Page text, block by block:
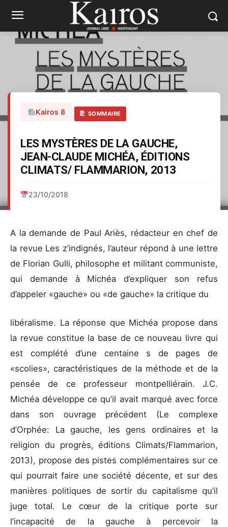
Kairos 8 SOMMAIRE
LES MYSTÈRES DE LA GAUCHE,
JEAN-CLAUDE MICHÉA, ÉDITIONS
CLIMATS/ FLAMMARION, 2013
23/10/2018
A la demande de Paul Ariès, rédacteur en chef de
la revue Les z’indignés, l’auteur répond à une lettre
de Florian Gulli, philosophe et militant communiste,
qui demande à Michéa d’expliquer son refus
d’appeler «gauche» ou «de gauche» la critique du
libéralisme. La réponse que Michéa propose dans
la revue constitue la base de ce nouveau livre qui
est complété d’une centaine s de pages de
«scolies», caractéristiques de la méthode et de la
pensée de ce professeur montpelliérain. J.C.
Michéa développe ce qu’il avait marqué avec force
dans son ouvrage précédent (Le complexe
d’Orphée: La gauche, les gens ordinaires et la
religion du progrès, éditions Climats/Flammarion,
2013), propose des pistes complémentaires sur ce
qui pourrait faire une société décente, et sur des
manières politiques de sortir du capitalisme qu’il
juge total. Le cœur de la critique porte sur
l’incapacité de la gauche à percevoir la